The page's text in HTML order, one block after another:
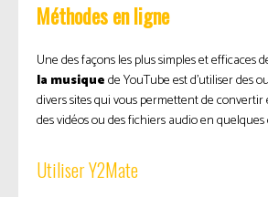
Méthodes en ligne
Une des façons les plus simples et efficaces
la musiquede YouTube est d’utiliser des
divers sites qui vous permettent de
des vidéos ou des fichiers audio en quelques
Utiliser Y2Mate